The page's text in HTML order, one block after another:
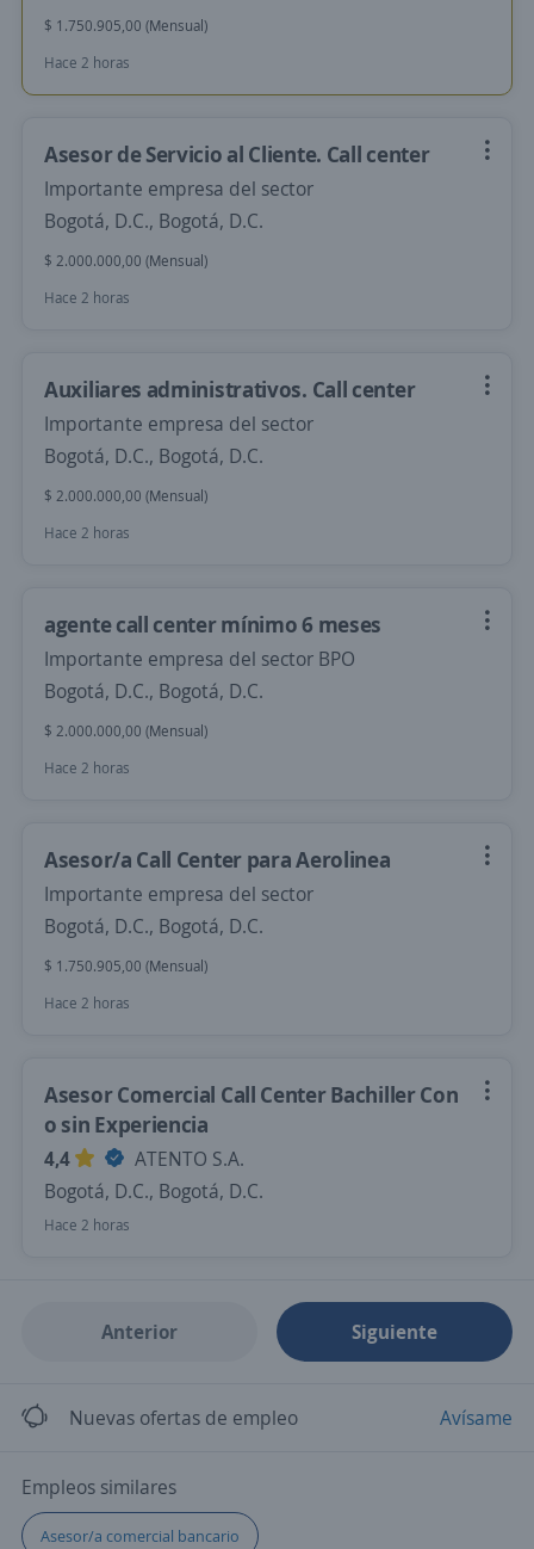
$ 1.750.905,00 (Mensual)
Hace 2 horas
Asesor de Servicio al Cliente. Call center
Importante empresa del sector
Bogotá, D.C., Bogotá, D.C.
$ 2.000.000,00 (Mensual)
Hace 2 horas
Auxiliares administrativos. Call center
Importante empresa del sector
Bogotá, D.C., Bogotá, D.C.
$ 2.000.000,00 (Mensual)
Hace 2 horas
agente call center mínimo 6 meses
Importante empresa del sector BPO
Bogotá, D.C., Bogotá, D.C.
$ 2.000.000,00 (Mensual)
Hace 2 horas
Asesor/a Call Center para Aerolinea
Importante empresa del sector
Bogotá, D.C., Bogotá, D.C.
$ 1.750.905,00 (Mensual)
Hace 2 horas
Asesor Comercial Call Center Bachiller Con
o sin Experiencia
4,4
ATENTO S.A.
Bogotá, D.C., Bogotá, D.C.
Hace 2 horas
Anterior Siguiente
Nuevas ofertas de empleo Avísame
Empleos similares
Asesor/a comercial bancario